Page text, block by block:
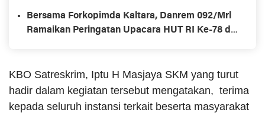
Bersama Forkopimda Kaltara, Danrem 092/Mrl
Ramaikan Peringatan Upacara HUT RI Ke-78 di
KBO Satreskrim, Iptu H Masjaya SKM yang turut
hadir dalam kegiatan tersebut mengatakan, terima
kepada seluruh instansi terkait beserta masyarakat